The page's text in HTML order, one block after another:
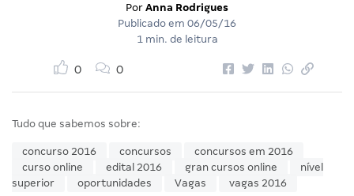
Por Anna Rodrigues
Publicado em 06/05/16
1 min. de leitura
0 0
Tudo que sabemos sobre:
concurso 2016 concursos
concursos em 2016
curso online
edital 2016 gran cursos online
nível
superior
oportunidades Vagas vagas 2016